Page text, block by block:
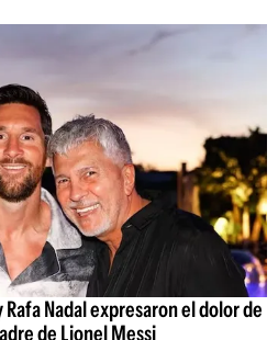
Nadal expresaron el dolor de
de Lionel Messi